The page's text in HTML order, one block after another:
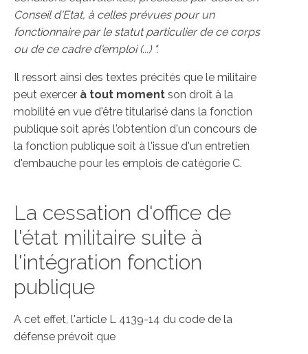
Conseil d'Etat, à celles prévues pour un
fonctionnaire par le statut particulier de ce corps
ou de ce cadre d'emploi (...)".
Il ressort ainsi des textes précités que le militaire
peut exercer à tout moment son droit à la
mobilité en vue d'être titularisé dans la fonction
publique soit après l'obtention d'un concours de
la fonction publique soit à l'issue d'un entretien
d'embauche pour les emplois de catégorie C.
La cessation d'office de
l'état militaire suite à
l'intégration fonction
publique
A cet effet, l'article L 4139-14 du code de la
défense prévoit que